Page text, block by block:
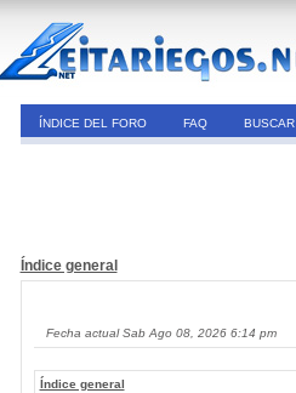
ÍNDICE DEL FORO FAQ BUSCAR
Índice general
Fecha actual Sab Ago 08, 2026 6:14 pm
Índice general